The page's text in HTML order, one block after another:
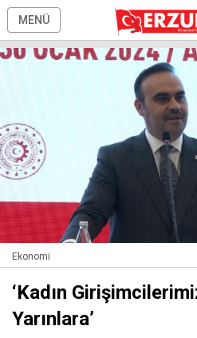
MENÜ
Ekonomi
‘Kadın
Yarınlara’